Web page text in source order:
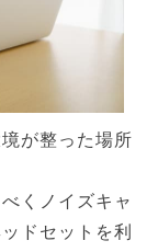
が整った場所
くノイズキャ
ドセットを利